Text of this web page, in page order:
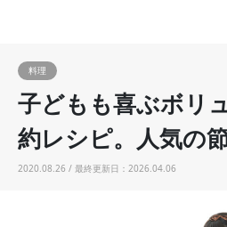
料理
子どもも喜ぶボリ
約レシピ。人気の
2020.08.26 / 最終更新日：2026.04.06